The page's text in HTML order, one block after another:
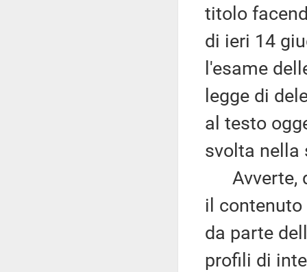
titolo
di ieri 14
l'esame
legge di
al testo
svolta nella
Avverte,
il
da parte
profili di